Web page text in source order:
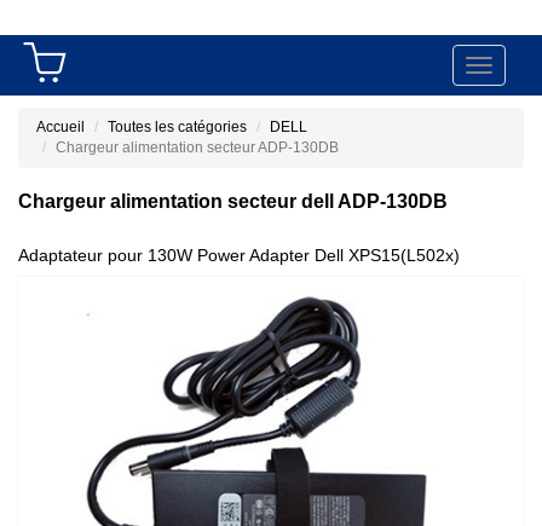
Toggle
Accueil Toutes les catégories
DELL
Chargeur alimentation secteur ADP-130DB
Chargeur alimentation secteur dell ADP-130DB
Adaptateur pour 130W Power Adapter Dell XPS15(L502x)
XPS17(L701x) M1710 AC 100-240V, 50-60Hz ADP-130DB